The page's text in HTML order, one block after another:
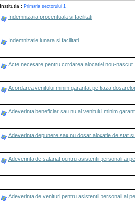
Institutia : Primaria sectorului 1
Indemnizatia procentuala si facilitati
Indemnizatie lunara si facilitati
Acte necesare pentru cordarea alocatiei nou-nascut
Acordarea venitului minim garantat pe baza dosarelor
Adeverinta beneficiar sau nu al venitului minim
Adeverinta depunere sau nu dosar alocatie de stat
Adeverinta de salariat pentru asistentii personali ai
Adeverinta de venituri pentru asistentii personali ai